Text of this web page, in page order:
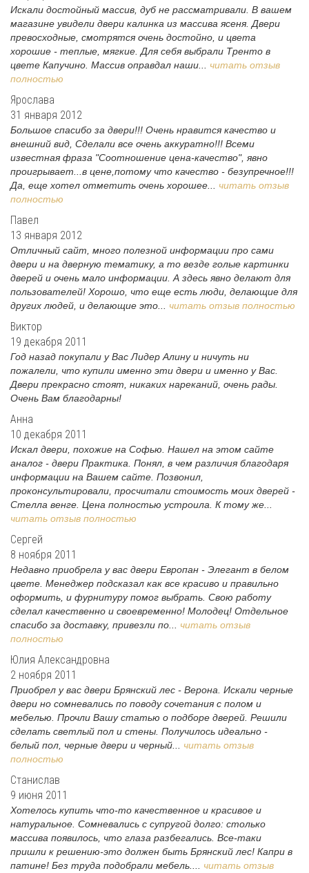
Искали достойный массив, дуб не рассматривали. В вашем
магазине увидели двери калинка из массива ясеня. Двери
превосходные, смотрятся очень достойно, и цвета
хорошие - теплые, мягкие. Для себя выбрали Тренто в
цвете Капучино. Массив оправдал наши... читать отзыв
полностью
Ярослава
31 января 2012
Большое спасибо за двери!!! Очень нравится качество и
внешний вид, Сделали все очень аккуратно!!! Всеми
известная фраза "Соотношение цена-качество", явно
проигрывает...в цене,потому что качество - безупречное!!!
Да, еще хотел отметить очень хорошее... читать отзыв
полностью
Павел
13 января 2012
Отличный сайт, много полезной информации про сами
двери и на дверную тематику, а то везде голые картинки
дверей и очень мало информации. А здесь явно делают для
пользователей! Хорошо, что еще есть люди, делающие для
других людей, и делающие это... читать отзыв полностью
Виктор
19 декабря 2011
Год назад покупали у Вас Лидер Алину и ничуть ни
пожалели, что купили именно эти двери и именно у Вас.
Двери прекрасно стоят, никаких нареканий, очень рады.
Очень Вам благодарны!
Анна
10 декабря 2011
Искал двери, похожие на Софью. Нашел на этом сайте
аналог - двери Практика. Понял, в чем различия благодаря
информации на Вашем сайте. Позвонил,
проконсультировали, просчитали стоимость моих дверей -
Стелла венге. Цена полностью устроила. К тому же...
читать отзыв полностью
Сергей
8 ноября 2011
Недавно приобрела у вас двери Европан - Элегант в белом
цвете. Менеджер подсказал как все красиво и правильно
оформить, и фурнитуру помог выбрать. Свою работу
сделал качественно и своевременно! Молодец! Отдельное
спасибо за доставку, привезли по... читать отзыв
полностью
Юлия Александровна
2 ноября 2011
Приобрел у вас двери Брянский лес - Верона. Искали черные
двери но сомневались по поводу сочетания с полом и
мебелью. Прочли Вашу статью о подборе дверей. Решили
сделать светлый пол и стены. Получилось идеально -
белый пол, черные двери и черный... читать отзыв
полностью
Станислав
9 июня 2011
Хотелось купить что-то качественное и красивое и
натуральное. Сомневались с супругой долго: столько
массива появилось, что глаза разбегались. Все-таки
пришли к решению-это должен быть Брянский лес! Капри в
патине! Без труда подобрали мебель.... читать отзыв